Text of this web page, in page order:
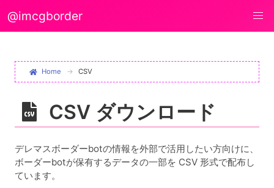
@imcgborder
Home CSV
CSV ダウンロード
デレマスボーダーbotの情報を外部で活用したい方向けに、
ボーダーbotが保有するデータの一部を CSV 形式で配布し
ています。